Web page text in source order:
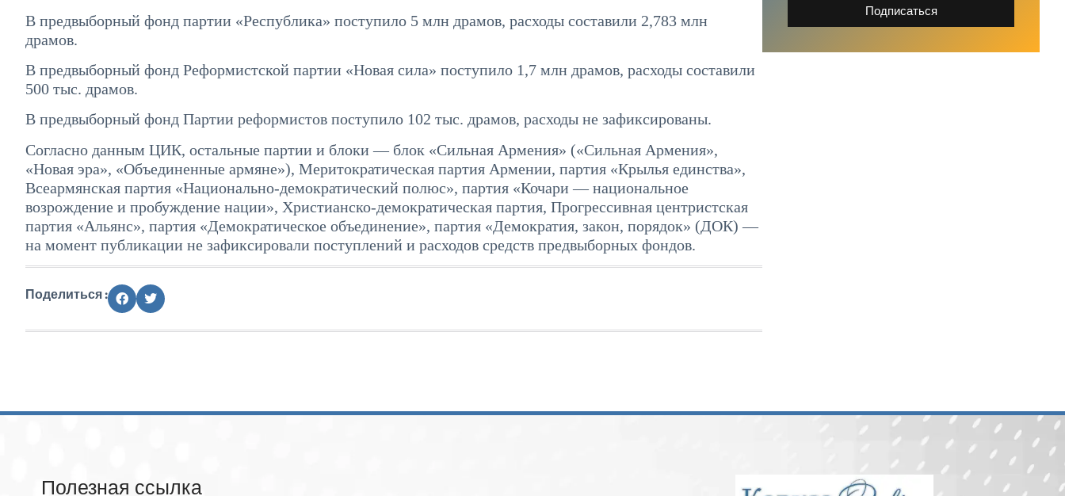
В предвыборный фонд партии «Республика» поступило 5 млн драмов, расходы составили 2,783 млн
драмов.
В предвыборный фонд Реформистской партии «Новая сила» поступило 1,7 млн драмов, расходы составили
500 тыс. драмов.
В предвыборный фонд Партии реформистов поступило 102 тыс. драмов, расходы не зафиксированы.
Согласно данным ЦИК, остальные партии и блоки — блок «Сильная Армения» («Сильная Армения»,
«Новая эра», «Объединенные армяне»), Меритократическая партия Армении, партия «Крылья единства»,
Всеармянская партия «Национально-демократический полюс», партия «Кочари — национальное
возрождение и пробуждение нации», Христианско-демократическая партия, Прогрессивная центристская
партия «Альянс», партия «Демократическое объединение», партия «Демократия, закон, порядок» (ДОК) —
на момент публикации не зафиксировали поступлений и расходов средств предвыборных фондов.
Поделиться :
Подписаться
Полезная ссылка